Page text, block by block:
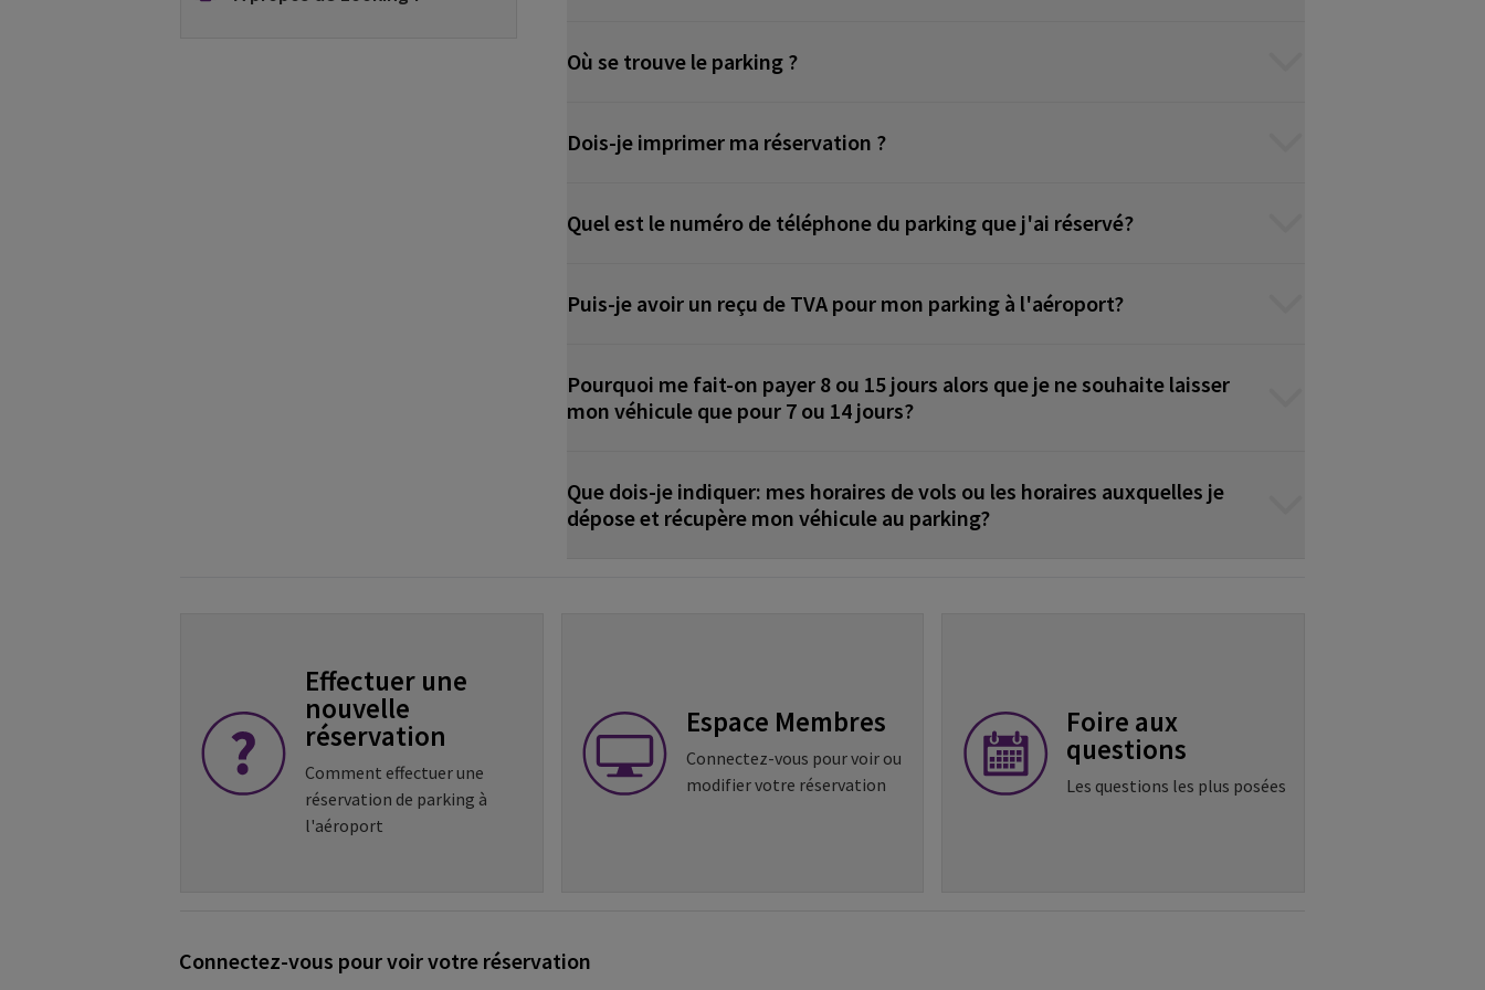
Où se trouve le parking ?
Dois-je imprimer ma réservation ?
Quel est le numéro de téléphone du parking que j'ai réservé?
Puis-je avoir un reçu de TVA pour mon parking à l'aéroport?
Pourquoi me fait-on payer 8 ou 15 jours alors que je ne souhaite laisser
mon véhicule que pour 7 ou 14 jours?
Que dois-je indiquer: mes horaires de vols ou les horaires auxquelles je
dépose et récupère mon véhicule au parking?
Effectuer une
nouvelle
réservation
Comment effectuer une
réservation de parking à
l'aéroport
Espace Membres
Connectez-vous pour voir ou
modifier votre réservation
Foire aux
questions
Les questions les plus posées
Connectez-vous pour voir votre réservation